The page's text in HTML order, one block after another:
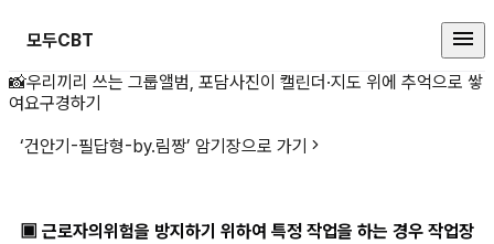
모두CBT
▣ 근로자의위험을 방지하기 위하
📸우리끼리 쓰는 그룹앨범, 포담사진이 캘린더·지도 위에 추억으로 쌓
여요구경하기
‘건안기-필답형-by.림짱’ 암기장으로 가기
▣ 근로자의위험을 방지하기 위하여 특정 작업을 하는 경우 작업장